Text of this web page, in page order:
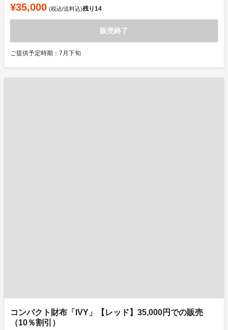
¥35,000 (税込/送料込)残り14
販売終了
ご提供予定時期：7月下旬
コンパクト財布「IVY」【レッド】35,000円での販売
（10％割引）